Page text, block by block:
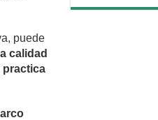
puede
calidad
practica